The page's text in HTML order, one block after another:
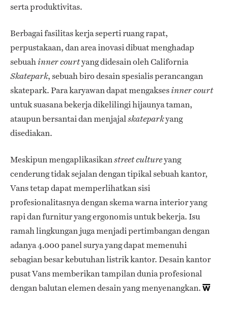
serta produktivitas.
Berbagai fasilitas kerja seperti ruang rapat,
perpustakaan, dan area inovasi dibuat menghadap
sebuahinner courtyang didesain oleh California
Skatepark, sebuah biro desain spesialis perancangan
skatepark. Para karyawan dapat mengaksesinner court
untuk suasana bekerja dikelilingi hijaunya taman,
ataupun bersantai dan menjajalskateparkyang
disediakan.
Meskipun mengaplikasikanstreet cultureyang
cenderung tidak sejalan dengan tipikal sebuah kantor,
Vans tetap dapat memperlihatkan sisi
profesionalitasnya dengan skema warna interior yang
rapi dan furnitur yang ergonomis untuk bekerja. Isu
ramah lingkungan juga menjadi pertimbangan dengan
adanya 4.000 panel surya yang dapat memenuhi
sebagian besar kebutuhan listrik kantor. Desain kantor
pusat Vans memberikan tampilan dunia profesional
dengan balutan elemen desain yang menyenangkan.